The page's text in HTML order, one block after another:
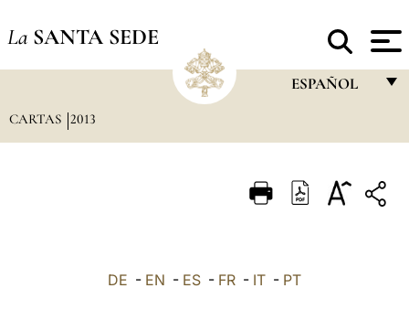
La SANTA SEDE
ESPAÑOL
ITALIANO
CARTAS 2013
DE - EN - ES - FR - IT - PT